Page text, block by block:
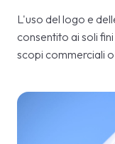
AREA
person
L'uso del logo e
consentito ai soli
scopi commerciali